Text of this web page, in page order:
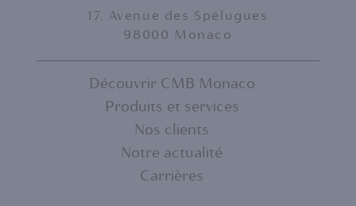
17, Avenue des Spélugues
98000 Monaco
FOOTER
MENU
Découvrir CMB Monaco
Produits et services
Nos clients
Notre actualité
Carrières